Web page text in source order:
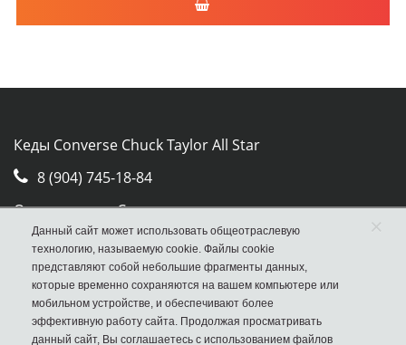
Кеды Converse Chuck Taylor All Star
8 (904) 745-18-84
Отдел продаж Converse
Москва, ул. Авиамоторная, д.50, стр. 2, оф. 30
Данный сайт может использовать общеотраслевую
технологию, называемую cookie. Файлы cookie
представляют собой небольшие фрагменты данных,
которые временно сохраняются на вашем компьютере или
мобильном устройстве, и обеспечивают более
эффективную работу сайта. Продолжая просматривать
данный сайт, Вы соглашаетесь с использованием файлов
×